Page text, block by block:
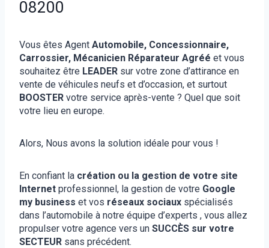
08200
Vous êtes Agent Automobile, Concessionnaire,
Carrossier, Mécanicien Réparateur Agréé et vous
souhaitez être LEADER sur votre zone d’attirance en
vente de véhicules neufs et d’occasion, et surtout
BOOSTER votre service après-vente ? Quel que soit
votre lieu en europe.
Alors, Nous avons la solution idéale pour vous !
En confiant la création ou la gestion de votre site
Internet professionnel, la gestion de votre Google
my business et vos réseaux sociaux spécialisés
dans l’automobile à notre équipe d’experts , vous allez
propulser votre agence vers un SUCCÈS sur votre
SECTEUR sans précédent.